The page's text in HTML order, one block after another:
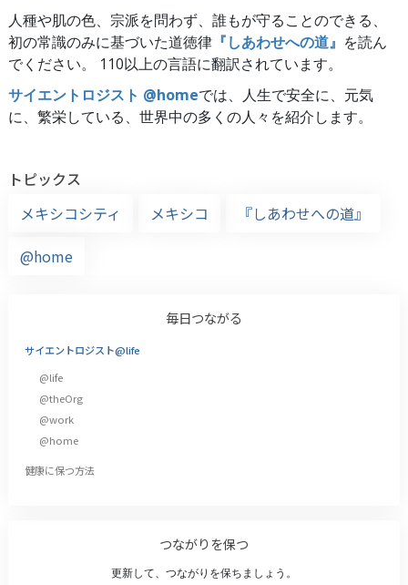
人種や肌の色、宗派を問わず、誰もが守ることのできる、
初の常識のみに基づいた道徳律 『しあわせへの道』 を読ん
でください。 110以上の言語に翻訳されています。
サイエントロジスト @homeでは、人生で安全に、元気
に、繁栄している、世界中の多くの人々を紹介します。
トピックス
メキシコシティ
メキシコ
『しあわせへの道』
@home
毎日つながる
サイエントロジスト@life
@life
@theOrg
@work
@home
健康に保つ方法
つながりを保つ
更新して、つながりを保ちましょう。